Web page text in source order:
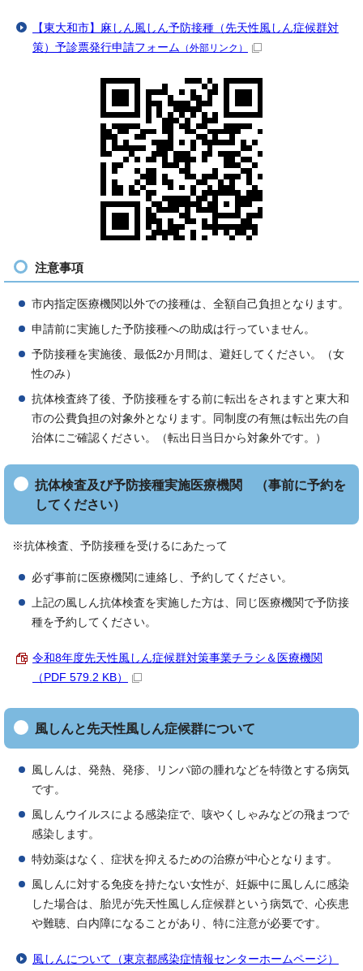
【東大和市】麻しん風しん予防接種（先天性風しん症候群対
策）予診票発行申請フォーム （外部リンク）
注意事項
市内指定医療機関以外での接種は、全額自己負担となります。
申請前に実施した予防接種への助成は行っていません。
予防接種を実施後、最低2か月間は、避妊してください。（女
性のみ）
抗体検査終了後、予防接種をする前に転出をされますと東大和
市の公費負担の対象外となります。同制度の有無は転出先の自
治体にご確認ください。（転出日当日から対象外です。）
抗体検査及び予防接種実施医療機関 （事前に予約を
してください）
※抗体検査、予防接種を受けるにあたって
必ず事前に医療機関に連絡し、予約してください。
上記の風しん抗体検査を実施した方は、同じ医療機関で予防接
種を予約してください。
令和8年度先天性風しん症候群対策事業チラシ＆医療機関
（PDF 579.2 KB）
風しんと先天性風しん症候群について
風しんは、発熱、発疹、リンパ節の腫れなどを特徴とする病気
です。
風しんウイルスによる感染症で、咳やくしゃみなどの飛まつで
感染します。
特効薬はなく、症状を抑えるための治療が中心となります。
風しんに対する免疫を持たない女性が、妊娠中に風しんに感染
した場合は、胎児が先天性風しん症候群という病気で、心疾患
や難聴、白内障になることがあり、特に注意が必要です。
風しんについて（東京都感染症情報センターホームページ）